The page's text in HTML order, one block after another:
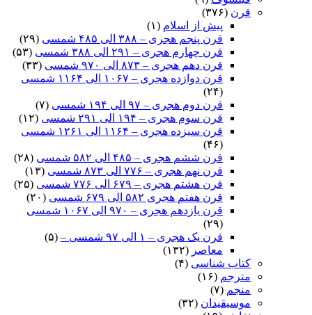
قرن (۳۷۶)
پیش از اسلام (۱)
قرن پنجم هجری – ۳۸۸ الی ۴۸۵ شمسی
(۲۹)
قرن چهارم هجری – ۲۹۱ الی ۳۸۸ شمسی
(۵۳)
قرن دهم هجری – ۸۷۳ الی ۹۷۰ شمسی
(۳۳)
قرن دوازده هجری – ۱۰۶۷ الی ۱۱۶۴ شمسی
(۲۴)
قرن دوم هجری – ۹۷ الی ۱۹۴ شمسی
(۷)
قرن سوم هجری – ۱۹۴ الی ۲۹۱ شمسی
(۱۲)
قرن سیزده هجری – ۱۱۶۴ الی ۱۲۶۱ شمسی
(۴۶)
قرن ششم هجری – ۴۸۵ الی ۵۸۲ شمسی
(۲۸)
قرن نهم هجری – ۷۷۶ الی ۸۷۳ شمسی
(۱۳)
قرن هشتم هجری – ۶۷۹ الی ۷۷۶ شمسی
(۲۵)
قرن هفتم هجری ۵۸۲ الی ۶۷۹ شمسی
(۲۰)
قرن یازدهم هجری – ۹۷۰ الی ۱۰۶۷ شمسی
(۲۹)
قرن یک هجری – ۱ الی ۹۷ شمسی –
(۵)
معاصر (۱۳۲)
کتاب شناسی (۴)
مترجم (۱۶)
منجم (۷)
موسیقیدان (۳۲)